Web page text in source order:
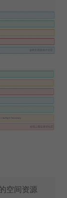
空间资源